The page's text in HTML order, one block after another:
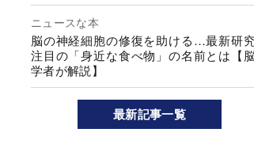
ニュースな本
脳の神経細胞の修復を助ける…最新研
注目の「身近な食べ物」の名前とは【
学者が解説】
最新記事一覧